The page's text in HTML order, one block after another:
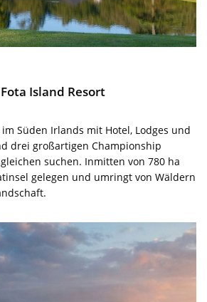
Island Resort
Süden Irlands mit Hotel, Lodges und
drei großartigen Championship
suchen. Inmitten von 780 ha
gelegen und umringt von Wäldern